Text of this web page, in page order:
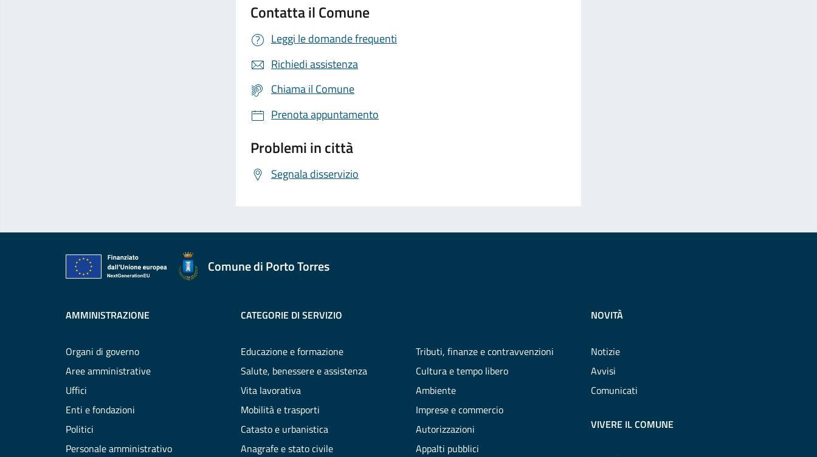
Contatta il Comune
Leggi le domande frequenti
Richiedi assistenza
Chiama il Comune
Prenota appuntamento
Problemi in città
Segnala disservizio
Comune di Porto Torres
AMMINISTRAZIONE
Organi di governo
Aree amministrative
Uffici
Enti e fondazioni
Politici
Personale amministrativo
CATEGORIE DI SERVIZIO
Educazione e formazione
Salute, benessere e assistenza
Vita lavorativa
Mobilità e trasporti
Catasto e urbanistica
Anagrafe e stato civile
Tributi, finanze e contravvenzioni
Cultura e tempo libero
Ambiente
Imprese e commercio
Autorizzazioni
Appalti pubblici
NOVITÀ
Notizie
Avvisi
Comunicati
VIVERE IL COMUNE